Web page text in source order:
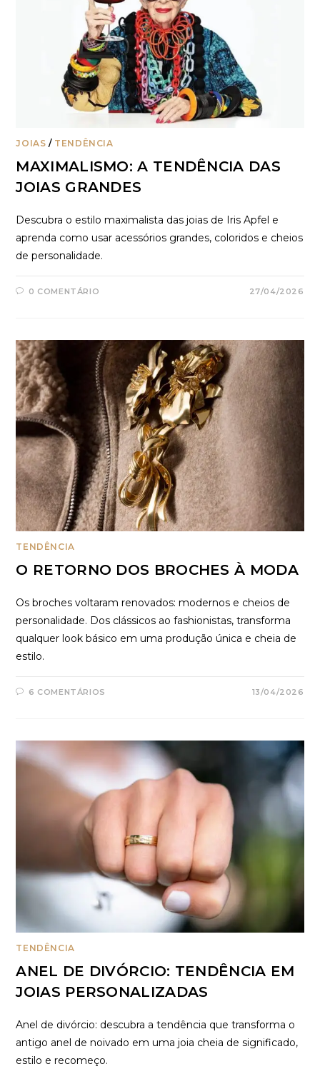
JOIAS / TENDÊNCIA
MAXIMALISMO: A TENDÊNCIA DAS
JOIAS GRANDES
Descubra o estilo maximalista das joias de Iris Apfel e
aprenda como usar acessórios grandes, coloridos e cheios
de personalidade.
0 COMENTÁRIO 27/04/2026
TENDÊNCIA
O RETORNO DOS BROCHES À MODA
Os broches voltaram renovados: modernos e cheios de
personalidade. Dos clássicos ao fashionistas, transforma
qualquer look básico em uma produção única e cheia de
estilo.
6 COMENTÁRIOS 13/04/2026
TENDÊNCIA
ANEL DE DIVÓRCIO: TENDÊNCIA EM
JOIAS PERSONALIZADAS
Anel de divórcio: descubra a tendência que transforma o
antigo anel de noivado em uma joia cheia de significado,
estilo e recomeço.